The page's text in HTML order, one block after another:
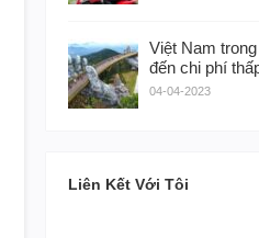
Việt Nam
đến chi phí
04-04-2023
Liên Kết Với Tôi